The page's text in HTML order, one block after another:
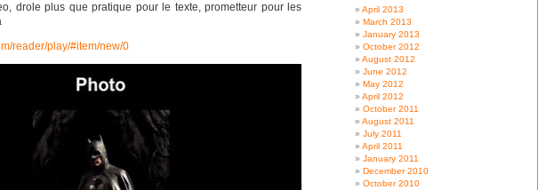
drole plus que pratique pour le texte, prometteur pour les
reader/play/#item/new/0
April 2013
March 2013
January 2013
October 2012
August 2012
June 2012
May 2012
April 2012
October 2011
August 2011
July 2011
April 2011
January 2011
December 2010
October 2010